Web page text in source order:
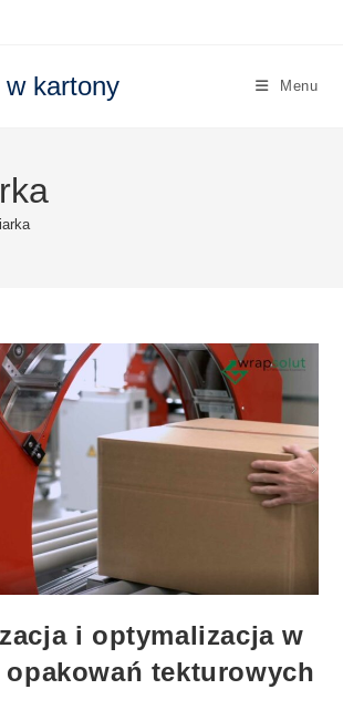
w kartony Menu
i optymalizacja w
tekturowych